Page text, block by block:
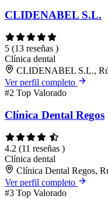
CLIDENABEL S.L.
5 (13 reseñas )
Clínica dental
CLIDENABEL S.L.,
Ver perfil completo
#2 Top Valorado
Clínica Dental Regos
4.2 (11 reseñas )
Clínica dental
Clínica Dental Regos,
Ver perfil completo
#3 Top Valorado